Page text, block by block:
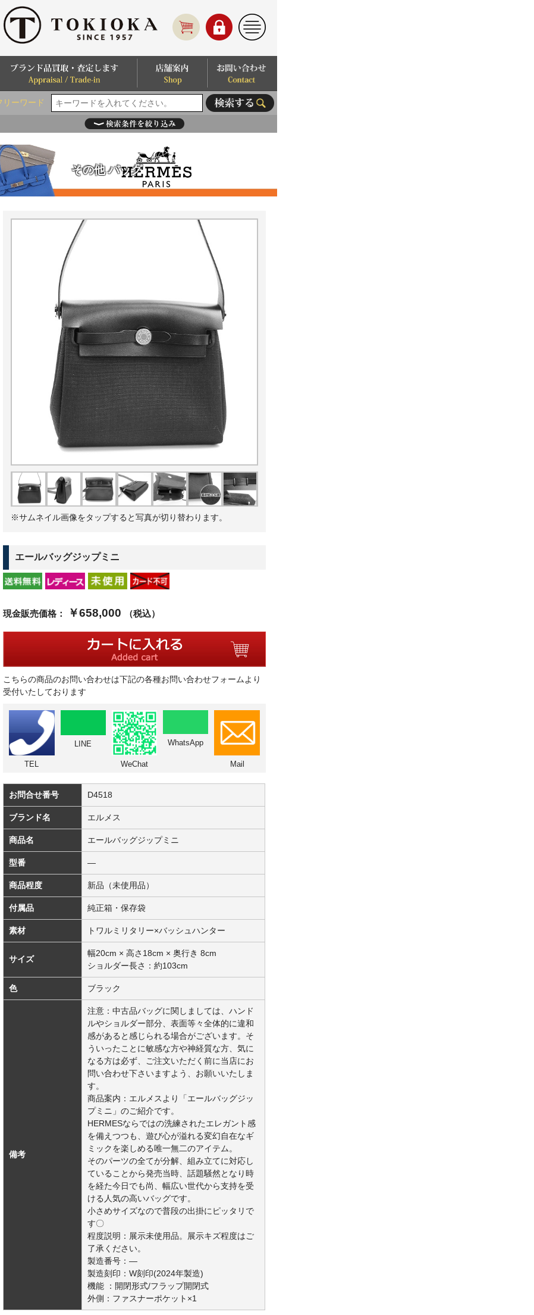
リーワード
その他 バッグ
※サムネイル画像をタップすると写真が切り替わります。
エールバッグジップミニ
現金販売価格： ￥658,000 （税込）
こちらの商品のお問い合わせは下記の各種お問い合わせフォームより
受付いたしております
TEL
LINE
WeChat
WhatsApp
Mail
お問合せ番号 D4518
ブランド名 エルメス
商品名 エールバッグジップミニ
型番 ―
商品程度 新品（未使用品）
付属品 純正箱・保存袋
素材 トワルミリタリー×バッシュハンター
サイズ
幅20cm × 高さ18cm × 奥行き 8cm
ショルダー長さ：約103cm
色 ブラック
備考
注意：中古品バッグに関しましては、ハンド
ルやショルダー部分、表面等々全体的に違和
感があると感じられる場合がございます。そ
ういったことに敏感な方や神経質な方、気に
なる方は必ず、ご注文いただく前に当店にお
問い合わせ下さいますよう、お願いいたしま
す。
商品案内：エルメスより「エールバッグジッ
プミニ」のご紹介です。
HERMESならではの洗練されたエレガント感
を備えつつも、遊び心が溢れる変幻自在なギ
ミックを楽しめる唯一無二のアイテム。
そのパーツの全てが分解、組み立てに対応し
ていることから発売当時、話題騒然となり時
を経た今日でも尚、幅広い世代から支持を受
ける人気の高いバッグです。
小さめサイズなので普段の出掛にピッタリで
す〇
程度説明：展示未使用品。展示キズ程度はご
了承ください。
製造番号：―
製造刻印：W刻印(2024年製造)
機能 ：開閉形式/フラップ開閉式
外側：ファスナーポケット×1